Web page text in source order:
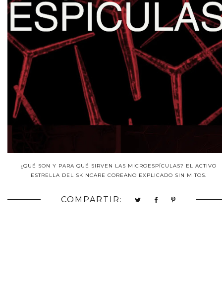
¿QUÉ SON Y PARA QUÉ SIRVEN LAS MICROESPÍCULAS? EL ACTIVO
ESTRELLA DEL SKINCARE COREANO EXPLICADO SIN MITOS.
COMPARTIR: